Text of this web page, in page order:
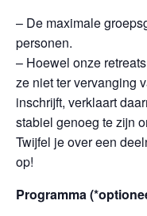
– De maximale
personen.
– Hoewel onze
ze niet ter vervanging
inschrijft, verklaart
stabiel genoeg te zijn
Twijfel je over een
op!
Programma